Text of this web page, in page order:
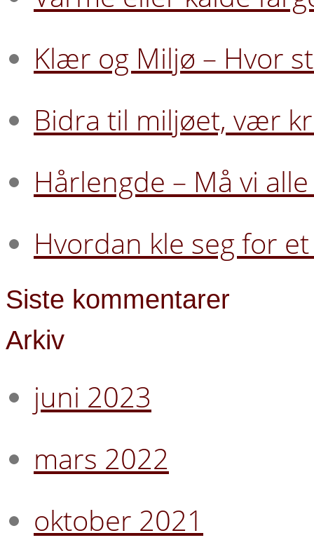
Klær og Miljø – Hvor
Bidra til miljøet, vær
Hårlengde – Må vi
Hvordan kle seg for
Siste kommentarer
Arkiv
juni 2023
mars 2022
oktober 2021